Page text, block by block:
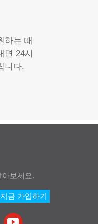
하는 때
면 24시
니다.
아보세요.
지금 가입하기